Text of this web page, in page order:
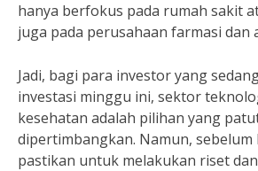
hanya berfokus pada rumah sakit
juga pada perusahaan farmasi dan
Jadi, bagi para investor yang
investasi minggu ini, sektor
kesehatan adalah pilihan yang
dipertimbangkan. Namun, sebelum
pastikan untuk melakukan riset